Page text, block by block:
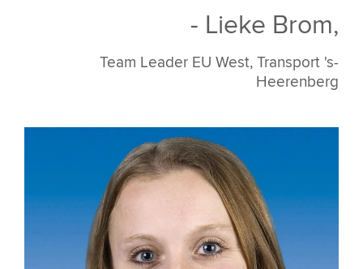
- Lieke Brom,
Team Leader EU West, Transport 's-
Heerenberg